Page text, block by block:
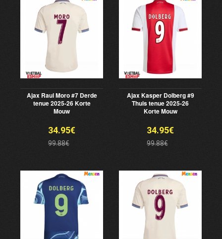
Ajax Raul Moro #7 Derde
tenue 2025-26 Korte
Mouw
34.95€
99.88€
Ajax Kasper Dolberg #9
Thuis tenue 2025-26
Korte Mouw
34.95€
99.88€